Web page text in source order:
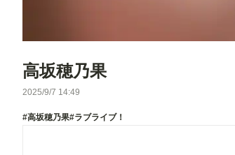
高坂穂乃果
2025/9/7 14:49
#高坂穂乃果#ラブライブ！